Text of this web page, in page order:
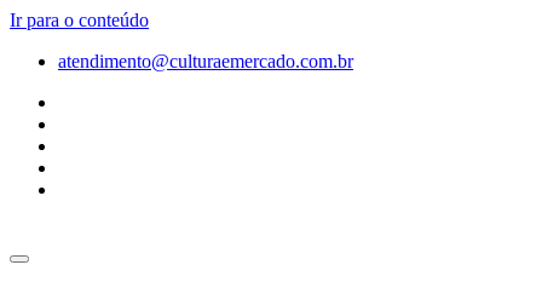
Ir para o conteúdo
atendimento@culturaemercado.com.br